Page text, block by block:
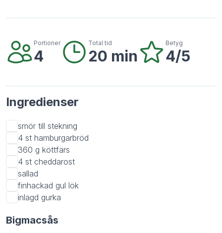
Portioner
4
Total tid
20 min
Betyg
4/5
Ingredienser
smör till stekning
4 st hamburgarbröd
360 g köttfärs
4 st cheddarost
sallad
finhackad gul lök
inlagd gurka
Bigmacsås